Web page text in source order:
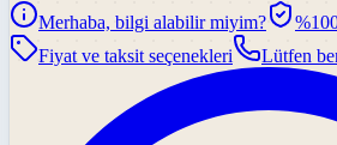
Merhaba, bilgi alabilir miyim?
Fiyat ve taksit seçenekleri
Lütfen